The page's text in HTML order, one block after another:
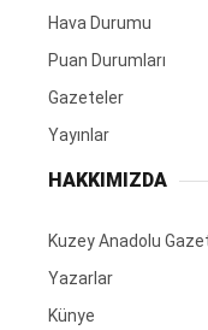
Hava Durumu
Puan Durumları
Gazeteler
Yayınlar
HAKKIMIZDA
Kuzey Anadolu
Yazarlar
Künye